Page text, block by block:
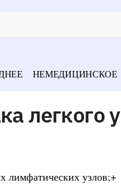
НЕМЕДИЦИНСКОЕ
легкого
лимфатических узлов;+